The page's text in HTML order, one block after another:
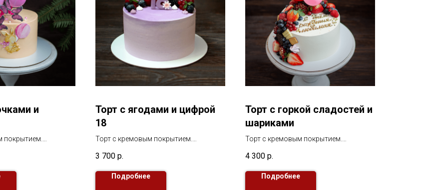
и
покрытием.
мастики
Торт с ягодами и цифрой
18
Торт с кремовым покрытием.
3 700 р.
Подробнее
Торт с горкой сладостей и
шариками
Торт с кремовым покрытием.
шарики
4 300 р.
Подробнее